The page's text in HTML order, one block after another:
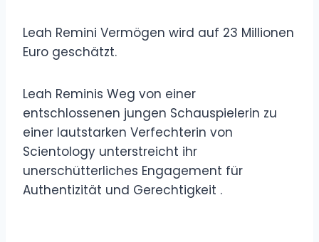
Leah Remini Vermögen wird auf 23 Millionen
Euro geschätzt.
Leah Reminis Weg von einer
entschlossenen jungen Schauspielerin zu
einer lautstarken Verfechterin von
Scientology unterstreicht ihr
unerschütterliches Engagement für
Authentizität und Gerechtigkeit .